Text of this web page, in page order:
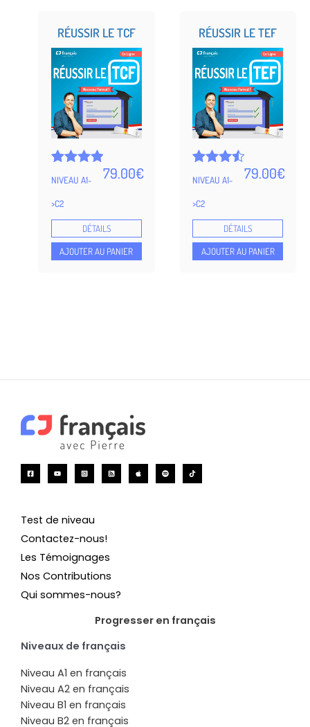
RÉUSSIR LE TCF
Noté
4.94
sur 5
sur
5
notations
client
NIVEAU A1-
>C2
79.00€
DÉTAILS
AJOUTER AU PANIER
RÉUSSIR LE TEF
Noté
4.50
sur 5
sur
5
notations
client
NIVEAU A1-
>C2
79.00€
DÉTAILS
AJOUTER AU PANIER
Test de niveau
Contactez-nous!
Les Témoignages
Nos Contributions
Qui sommes-nous?
Progresser en français
Niveaux de français
Niveau A1 en français
Niveau A2 en français
Niveau B1 en français
Niveau B2 en français